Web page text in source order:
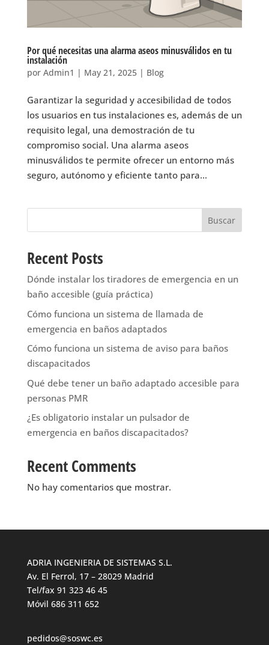
Por qué necesitas una alarma aseos minusválidos en tu
instalación
por Admin1 | May 21, 2025| Blog
Garantizar la seguridad y accesibilidad de todos
los usuarios en tus instalaciones es, además de un
requisito legal, una demostración de tu
compromiso social. Una alarma aseos
minusválidos te permite ofrecer un entorno más
seguro, autónomo y eficiente tanto para...
Buscar
Recent Posts
Dónde instalar los tiradores de emergencia en un
baño accesible (guía práctica)
Cómo funciona un sistema de llamada de
emergencia en baños adaptados
Cómo funciona un sistema de aviso para baños
discapacitados
Qué debe tener un baño adaptado accesible para
personas PMR
¿Es obligatorio instalar un pulsador de
emergencia en baños discapacitados?
Recent Comments
No hay comentarios que mostrar.
ADRIA INGENIERIA DE SISTEMAS S.L.
Av. El Ferrol, 17 – 28029 Madrid
Tel/fax 91 323 46 45
Móvil 686 311 652
pedidos@soswc.es